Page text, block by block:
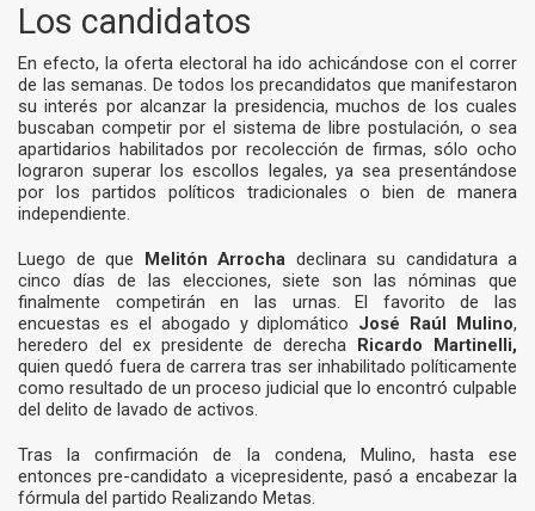
Los candidatos
En efecto, la oferta electoral ha ido achicándose con el correr
de las semanas. De todos los precandidatos que manifestaron
su interés por alcanzar la presidencia, muchos de los cuales
buscaban competir por el sistema de libre postulación, o sea
apartidarios habilitados por recolección de firmas, sólo ocho
lograron superar los escollos legales, ya sea presentándose
por los partidos políticos tradicionales o bien de manera
independiente.
Luego de que Melitón Arrocha declinara su candidatura a
cinco días de las elecciones, siete son las nóminas que
finalmente competirán en las urnas. El favorito de las
encuestas es el abogado y diplomático José Raúl Mulino,
heredero del ex presidente de derecha Ricardo Martinelli,
quien quedó fuera de carrera tras ser inhabilitado políticamente
como resultado de un proceso judicial que lo encontró culpable
del delito de lavado de activos.
Tras la confirmación de la condena, Mulino, hasta ese
entonces pre-candidato a vicepresidente, pasó a encabezar la
fórmula del partido Realizando Metas.